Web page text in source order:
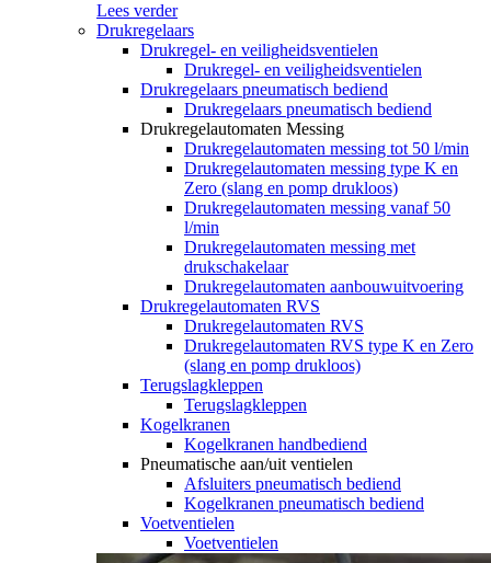
Lees verder
Drukregelaars
Drukregel- en veiligheidsventielen
Drukregel- en veiligheidsventielen
Drukregelaars pneumatisch bediend
Drukregelaars pneumatisch bediend
Drukregelautomaten Messing
Drukregelautomaten messing tot 50 l/min
Drukregelautomaten messing type K en
Zero (slang en pomp drukloos)
Drukregelautomaten messing vanaf 50
l/min
Drukregelautomaten messing met
drukschakelaar
Drukregelautomaten aanbouwuitvoering
Drukregelautomaten RVS
Drukregelautomaten RVS
Drukregelautomaten RVS type K en Zero
(slang en pomp drukloos)
Terugslagkleppen
Terugslagkleppen
Kogelkranen
Kogelkranen handbediend
Pneumatische aan/uit ventielen
Afsluiters pneumatisch bediend
Kogelkranen pneumatisch bediend
Voetventielen
Voetventielen